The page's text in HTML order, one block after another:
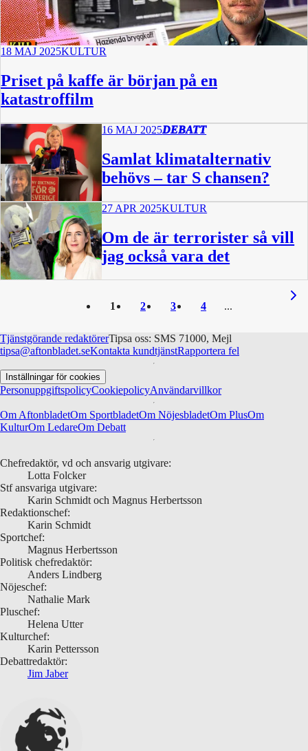
18 MAJ 2025KULTUR
Priset på kaffe är början på en
katastroffilm
16 MAJ 2025DEBATT
Samlat klimatalternativ
behövs – tar S chansen?
27 APR 2025KULTUR
Om de är terrorister så vill
jag också vara det
1 2 3 4
Tjänstgörande redaktörerTipsa oss: SMS 71000, Mejl
tipsa@aftonbladet.seKontakta kundtjänstRapportera fel
Inställningar för cookies
PersonuppgiftspolicyCookiepolicyAnvändarvillkor
Om AftonbladetOm SportbladetOm NöjesbladetOm PlusOm
KulturOm LedareOm Debatt
Chefredaktör, vd och ansvarig utgivare:
Lotta Folcker
Stf ansvariga utgivare:
Karin Schmidt och Magnus Herbertsson
Redaktionschef:
Karin Schmidt
Sportchef:
Magnus Herbertsson
Politisk chefredaktör:
Anders Lindberg
Nöjeschef:
Nathalie Mark
Pluschef:
Helena Utter
Kulturchef:
Karin Pettersson
Debattredaktör:
Jim Jaber